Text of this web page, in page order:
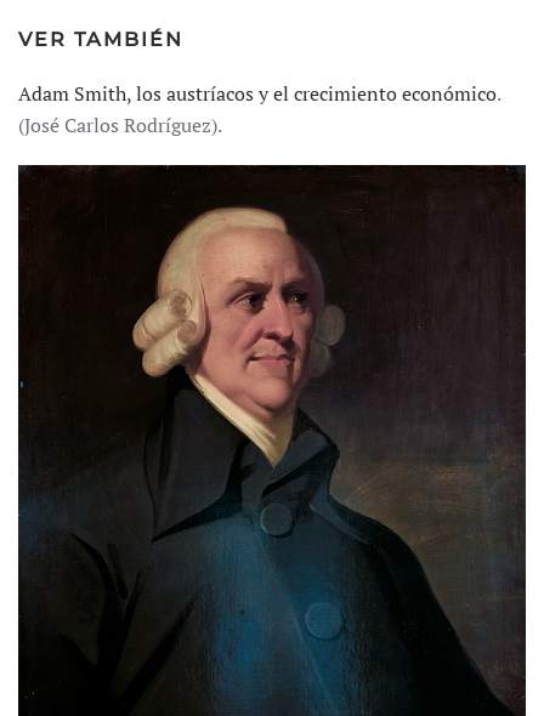
VER TAMBIÉN
Adam Smith, los austríacos y el crecimiento económico.
(José Carlos Rodríguez).